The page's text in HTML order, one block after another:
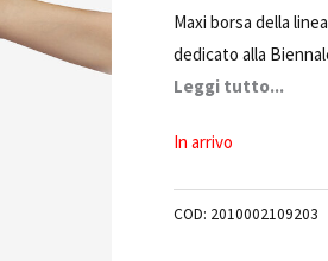
Maxi borsa della
dedicato alla
Leggi tutto...
In arrivo
COD: 2010002109203